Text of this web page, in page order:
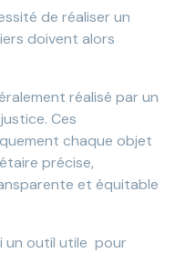
de réaliser un
doivent alors
réalisé par un
Ces
chaque objet
précise,
et équitable
un outil utile pour